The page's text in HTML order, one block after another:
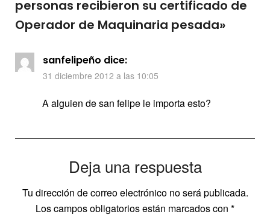
personas recibieron su certificado de
Operador de Maquinaria pesada»
sanfelipeño dice:
31 diciembre 2012 a las 10:05
A alguien de san felipe le importa esto?
Deja una respuesta
Tu dirección de correo electrónico no será publicada.
Los campos obligatorios están marcados con *